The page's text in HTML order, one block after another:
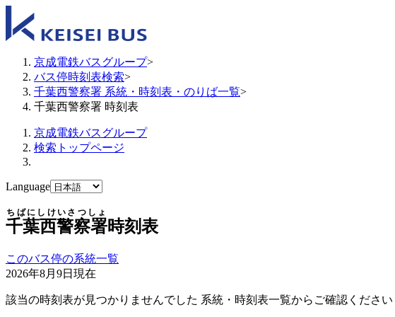
京成電鉄バスグループ>
バス停時刻表検索>
千葉西警察署 系統・時刻表・のりば一覧>
千葉西警察署 時刻表
京成電鉄バスグループ
検索トップページ
Language
千葉西警察署
ちばにしけいさつしょ
時刻表
このバス停の系統一覧
2026年8月9日 現在
該当の時刻表が見つかりませんでした 系統・時刻表一覧からご確認ください